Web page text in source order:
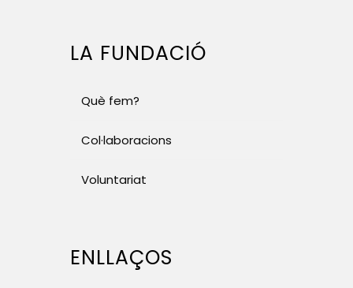
LA FUNDACIÓ
Què fem?
Col·laboracions
Voluntariat
ENLLAÇOS